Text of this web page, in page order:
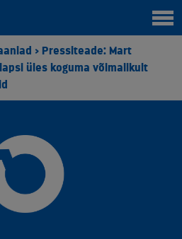
> Pressiteade: Mart
üles koguma võimalikult